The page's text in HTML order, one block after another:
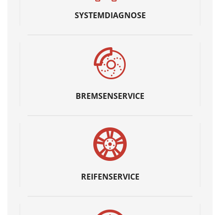
SYSTEMDIAGNOSE
BREMSENSERVICE
REIFENSERVICE